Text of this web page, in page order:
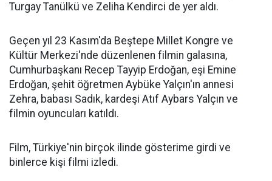
Turgay Tanülkü ve Zeliha Kendirci de yer aldı.
Geçen yıl 23 Kasım'da Beştepe Millet Kongre ve
Kültür Merkezi'nde düzenlenen filmin galasına,
Cumhurbaşkanı Recep Tayyip Erdoğan, eşi Emine
Erdoğan, şehit öğretmen Aybüke Yalçın'ın annesi
Zehra, babası Sadık, kardeşi Atıf Aybars Yalçın ve
filmin oyuncuları katıldı.
Film, Türkiye'nin birçok ilinde gösterime girdi ve
binlerce kişi filmi izledi.